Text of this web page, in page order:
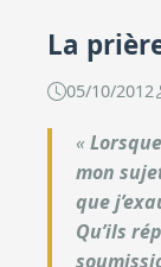
La
05/10/2012
«
mon
que
Qu’ils